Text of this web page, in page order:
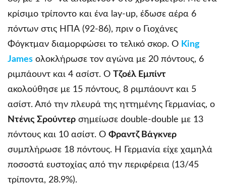
κρίσιμο τρίποντο και ένα lay-up, έδωσε αέρα 6
πόντων στις ΗΠΑ (92-86), πριν ο Γιοχάνες
Φόγκτμαν διαμορφώσει το τελικό σκορ. Ο King
James ολοκλήρωσε τον αγώνα με 20 πόντους, 6
ριμπάουντ και 4 ασίστ. Ο
Τζοέλ Εμπίντ
ακολούθησε με 15 πόντους, 8 ριμπάουντ και 5
ασίστ. Από την πλευρά της ηττημένης Γερμανίας, ο
Ντένις Σρούντερ σημείωσε double-double με 13
πόντους και 10 ασίστ. Ο Φραντζ Βάγκνερ
συμπλήρωσε 18 πόντους. Η Γερμανία είχε χαμηλά
ποσοστά ευστοχίας από την περιφέρεια (13/45
τρίποντα, 28.9%).